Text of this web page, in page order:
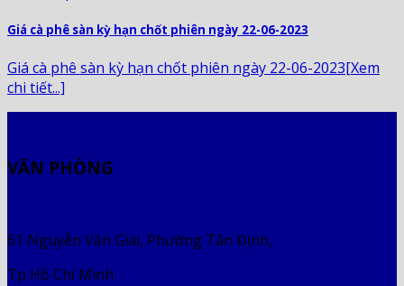
Giá cà phê sàn kỳ hạn chốt phiên ngày 22-06-2023
Giá cà phê sàn kỳ hạn chốt phiên ngày 22-06-2023[Xem
chi tiết...]
VĂN PHÒNG
61 Nguyễn Văn Giai, Phường Tân Định,
Tp Hồ Chí Minh